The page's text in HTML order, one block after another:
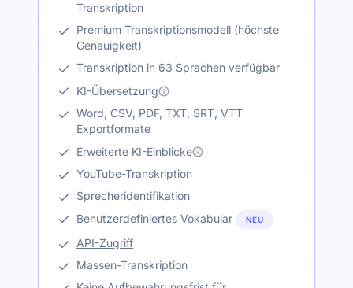
Transkription
Premium Transkriptionsmodell (höchste
Genauigkeit)
Transkription in 63 Sprachen verfügbar
KI-Übersetzung
Word, CSV, PDF, TXT, SRT, VTT
Exportformate
Erweiterte KI-Einblicke
YouTube-Transkription
Sprecheridentifikation
Benutzerdefiniertes Vokabular
NEU
API-Zugriff
Massen-Transkription